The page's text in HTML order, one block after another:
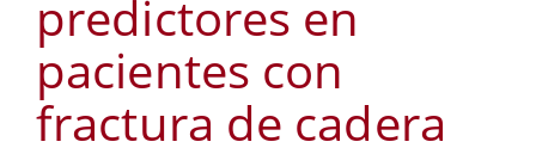
predictores en
pacientes con
fractura de cadera